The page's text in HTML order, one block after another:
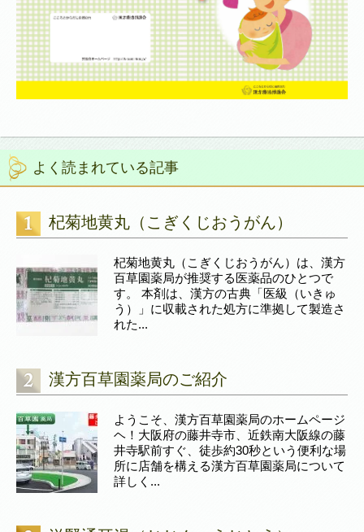
よく読まれている記事
杞菊地黄丸（こぎくじおうがん）
杞菊地黄丸（こぎくじおうがん）は、漢方
百草園薬局が推奨する医薬品のひとつで
す。 本剤は、漢方の古典「医級（いきゅ
う）」に収載された処方に準拠して製造さ
れた...
漢方百草園薬局のご紹介
ようこそ、漢方百草園薬局のホームページ
ヘ！大阪府の藤井寺市、近鉄南大阪線の藤
井寺駅前すぐ、徒歩約30秒という便利な場
所に店舗を構える漢方百草園薬局について
詳しく...